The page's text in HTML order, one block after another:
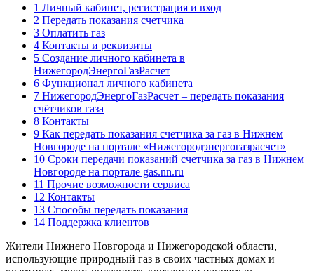
1 Личный кабинет, регистрация и вход
2 Передать показания счетчика
3 Оплатить газ
4 Контакты и реквизиты
5 Создание личного кабинета в
НижегородЭнергоГазРасчет
6 Функционал личного кабинета
7 НижегородЭнергоГазРасчет – передать показания
счётчиков газа
8 Контакты
9 Как передать показания счетчика за газ в Нижнем
Новгороде на портале «Нижегородэнергогазрасчет»
10 Сроки передачи показаний счетчика за газ в Нижнем
Новгороде на портале gas.nn.ru
11 Прочие возможности сервиса
12 Контакты
13 Способы передать показания
14 Поддержка клиентов
Жители Нижнего Новгорода и Нижегородской области,
использующие природный газ в своих частных домах и